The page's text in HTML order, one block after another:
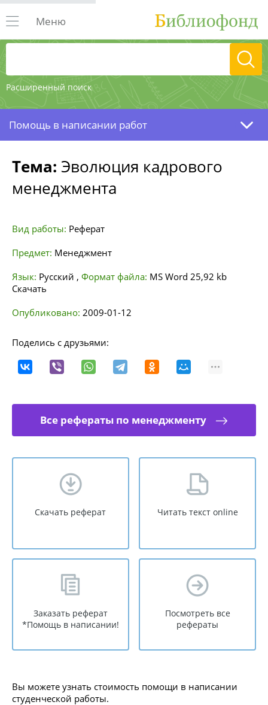
Расширенный поиск
Меню
Помощь в написании работ
Тема: Эволюция кадрового
менеджмента
Вид работы: Реферат
Предмет: Менеджмент
Язык: Русский , Формат файла: MS Word 25,92 kb
Скачать
Опубликовано: 2009-01-12
Поделись с друзьями:
Все рефераты по менеджменту
Скачать реферат Читать текст online
Заказать реферат
*Помощь в написании!
Посмотреть все
рефераты
Вы можете узнать стоимость помощи в написании
студенческой работы.